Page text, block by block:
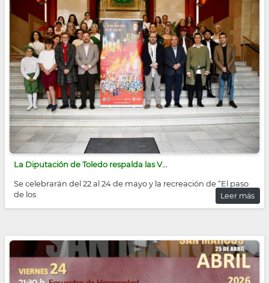
La Diputación de Toledo respalda las V...
Se celebrarán del 22 al 24 de mayo y la recreación de “El paso
de los
Leer más